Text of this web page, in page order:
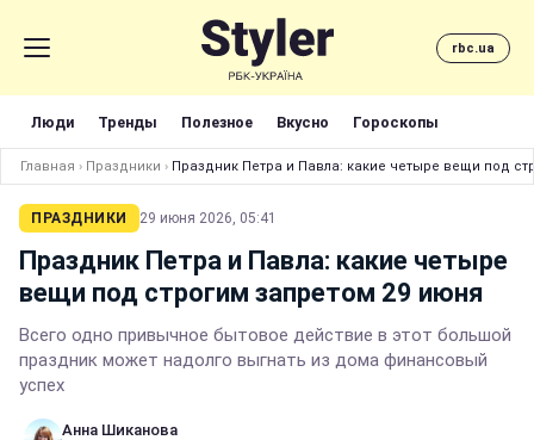
rbc.ua
Люди Тренды Полезное Вкусно Гороскопы
Главная › Праздники › Праздник Петра и Павла: какие четыре вещи под
ПРАЗДНИКИ 29 июня 2026, 05:41
Праздник Петра и Павла: какие четыре
вещи под строгим запретом 29 июня
Всего одно привычное бытовое действие в этот большой
праздник может надолго выгнать из дома финансовый
успех
Анна Шиканова